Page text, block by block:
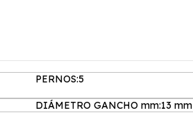
PERNOS:5
DIÁMETRO GANCHO mm:13 mm